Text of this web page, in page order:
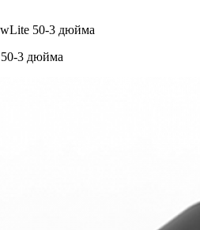
50-3 дюйма
3 дюйма